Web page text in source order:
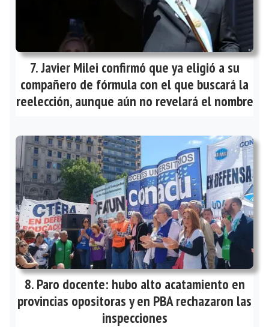
Javier Milei confirmó que ya eligió a su
compañero de fórmula con el que buscará la
reelección, aunque aún no revelará el nombre
Paro docente: hubo alto acatamiento en
provincias opositoras y en PBA rechazaron las
inspecciones